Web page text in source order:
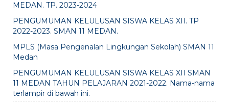
MEDAN. TP. 2023-2024
PENGUMUMAN KELULUSAN SISWA KELAS XII. TP
2022-2023. SMAN 11 MEDAN.
MPLS (Masa Pengenalan Lingkungan Sekolah) SMAN 11
Medan
PENGUMUMAN KELULUSAN SISWA KELAS XII SMAN
11 MEDAN TAHUN PELAJARAN 2021-2022. Nama-nama
terlampir di bawah ini.